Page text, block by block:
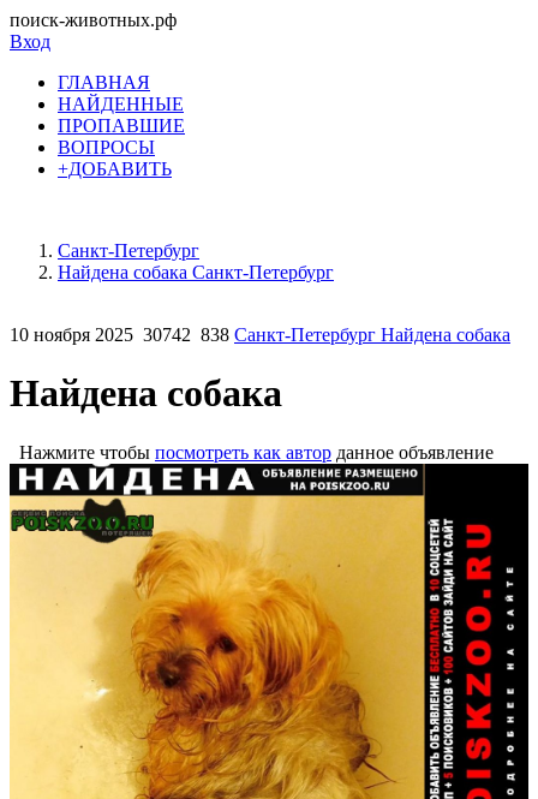
поиск-животных.рф
Вход
ГЛАВНАЯ
НАЙДЕННЫЕ
ПРОПАВШИЕ
ВОПРОСЫ
+ДОБАВИТЬ
Санкт-Петербург
Найдена собака Санкт-Петербург
10 ноября 2025 30742 838 Санкт-Петербург Найдена собака
Найдена собака
Нажмите чтобы посмотреть как автор данное объявление